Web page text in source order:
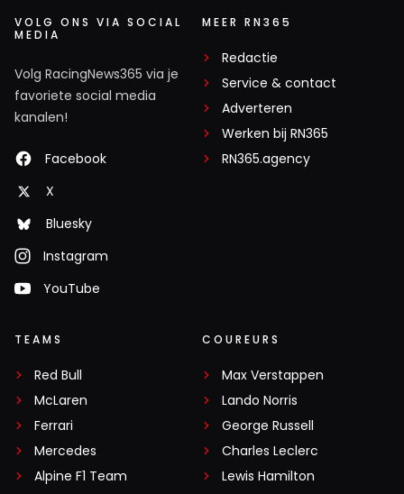
VOLG ONS VIA SOCIAL
MEDIA
Volg RacingNews365 via je
favoriete social media
kanalen!
Facebook
X
Bluesky
Instagram
YouTube
MEER RN365
Redactie
Service & contact
Adverteren
Werken bij RN365
RN365.agency
TEAMS
Red Bull
McLaren
Ferrari
Mercedes
Alpine F1 Team
COUREURS
Max Verstappen
Lando Norris
George Russell
Charles Leclerc
Lewis Hamilton